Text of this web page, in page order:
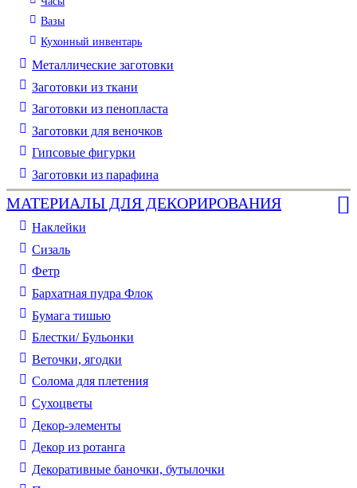
Вазы
Кухонный инвентарь
Металлические заготовки
Заготовки из ткани
Заготовки из пенопласта
Заготовки для веночков
Гипсовые фигурки
Заготовки из парафина
МАТЕРИАЛЫ ДЛЯ ДЕКОРИРОВАНИЯ
Наклейки
Сизаль
Фетр
Бархатная пудра Флок
Бумага тишью
Блестки/ Бульонки
Веточки, ягодки
Солома для плетения
Cухоцветы
Декор-элементы
Декор из ротанга
Декоративные баночки, бутылочки